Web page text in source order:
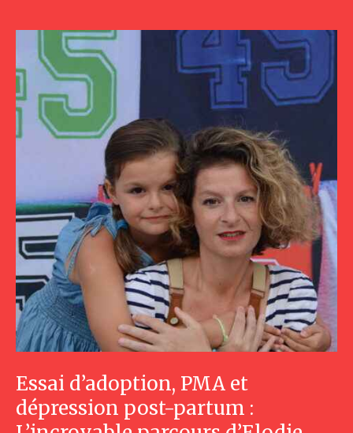
Essai d’adoption, PMA et
dépression post-partum :